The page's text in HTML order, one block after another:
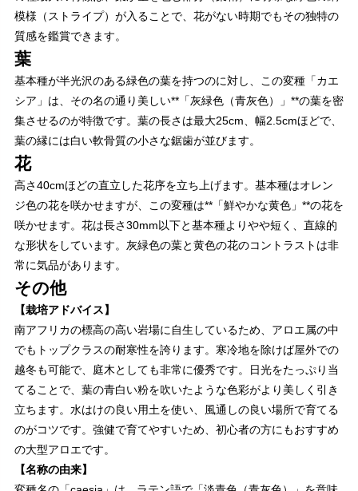
模様（ストライプ）が入ることで、花がない時期でもその独特の
質感を鑑賞できます。
葉
基本種が半光沢のある緑色の葉を持つのに対し、この変種「カエ
シア」は、その名の通り美しい**「灰緑色（青灰色）」**の葉を密
集させるのが特徴です。葉の長さは最大25cm、幅2.5cmほどで、
葉の縁には白い軟骨質の小さな鋸歯が並びます。
花
高さ40cmほどの直立した花序を立ち上げます。基本種はオレン
ジ色の花を咲かせますが、この変種は**「鮮やかな黄色」**の花を
咲かせます。花は長さ30mm以下と基本種よりやや短く、直線的
な形状をしています。灰緑色の葉と黄色の花のコントラストは非
常に気品があります。
その他
【栽培アドバイス】
南アフリカの標高の高い岩場に自生しているため、アロエ属の中
でもトップクラスの耐寒性を誇ります。寒冷地を除けば屋外での
越冬も可能で、庭木としても非常に優秀です。日光をたっぷり当
てることで、葉の青白い粉を吹いたような色彩がより美しく引き
立ちます。水はけの良い用土を使い、風通しの良い場所で育てる
のがコツです。強健で育てやすいため、初心者の方にもおすすめ
の大型アロエです。
【名称の由来】